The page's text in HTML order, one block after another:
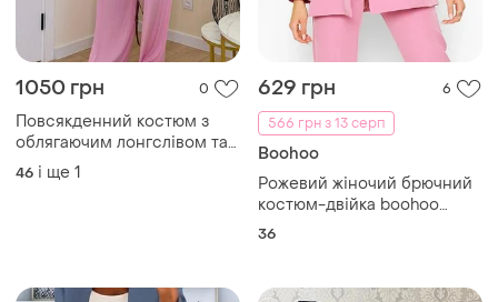
1050 грн 0
Повсякденний костюм з
облягаючим лонгслівом та
широкими штанами
палаццо
46 і ще 1
629 грн
6
566 грн з 13 серп
Boohoo
Рожевий жіночий брючний
костюм-двійка boohoo
(двобортний жакет та
36